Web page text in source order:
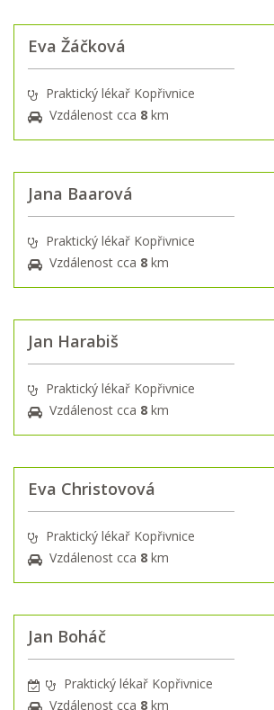
Eva Žáčková
Praktický lékař Kopřivnice
Vzdálenost cca 8 km
Jana Baarová
Praktický lékař Kopřivnice
Vzdálenost cca 8 km
Jan Harabiš
Praktický lékař Kopřivnice
Vzdálenost cca 8 km
Eva Christovová
Praktický lékař Kopřivnice
Vzdálenost cca 8 km
Jan Boháč
Praktický lékař Kopřivnice
Vzdálenost cca 8 km